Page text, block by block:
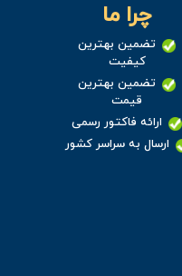
چرا ما
تضمین بهترین
کیفیت
تضمین بهترین
قیمت
ارائه فاکتور رسمی
ارسال به سراسر کشور